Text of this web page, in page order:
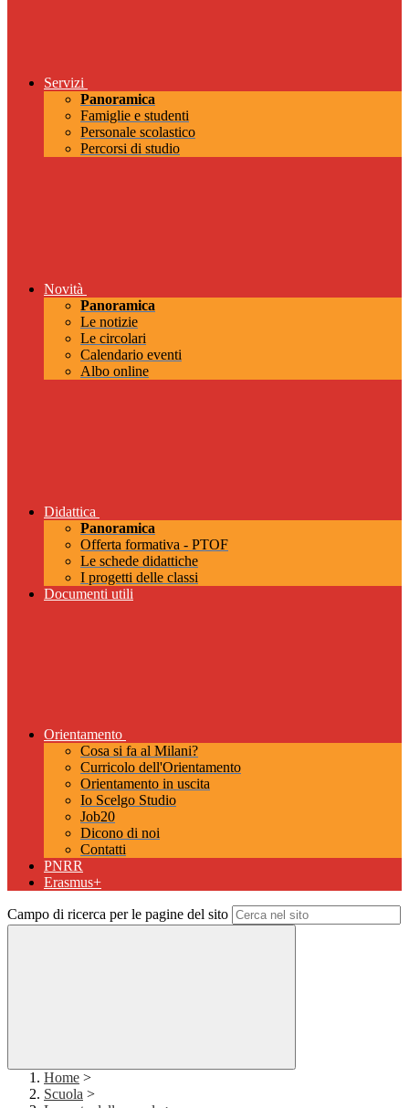
Servizi
Panoramica
Famiglie e studenti
Personale scolastico
Percorsi di studio
Novità
Panoramica
Le notizie
Le circolari
Calendario eventi
Albo online
Didattica
Panoramica
Offerta formativa - PTOF
Le schede didattiche
I progetti delle classi
Documenti utili
Orientamento
Cosa si fa al Milani?
Curricolo dell'Orientamento
Orientamento in uscita
Io Scelgo Studio
Job20
Dicono di noi
Contatti
PNRR
Erasmus+
Campo di ricerca per le pagine del sito
Home >
Scuola >